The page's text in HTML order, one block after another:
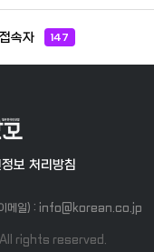
접속자 147
보 처리방침
이메일) : info@korean.co.jp
All rights reserved.